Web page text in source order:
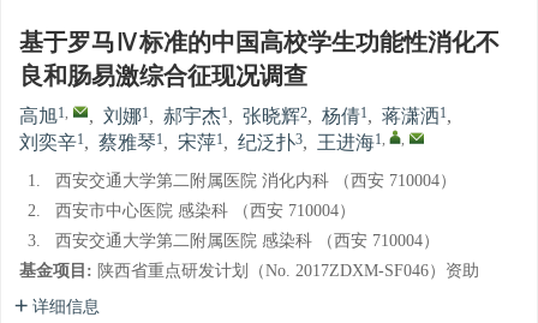
基于罗马Ⅳ标准的中国高校学生功能性消化不
良和肠易激综合征现况调查
高旭1, , 刘娜1, 郝宇杰1, 张晓辉2, 杨倩1, 蒋潇洒1,
刘奕辛1, 蔡雅琴1, 宋萍1, 纪泛扑3, 王进海1, ,
1.
西安交通大学第二附属医院 消化内科 （西安 710004）
2.
西安市中心医院 感染科 （西安 710004）
3.
西安交通大学第二附属医院 感染科 （西安 710004）
基金项目: 陕西省重点研发计划（No. 2017ZDXM-SF046）资助
详细信息